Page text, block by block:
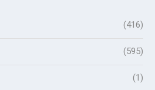
(416)
(595)
(1)